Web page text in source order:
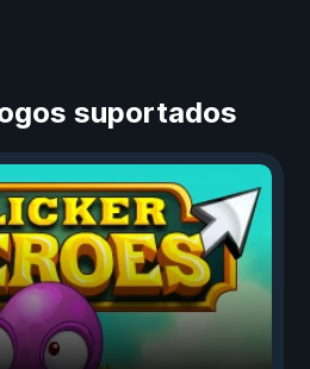
suportados